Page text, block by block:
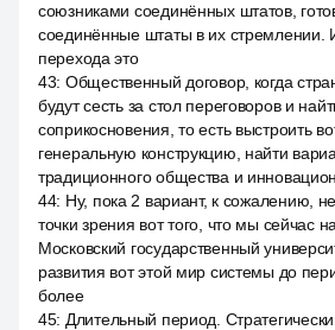
союзниками соединённых штатов,
соединённые штаты в их стремлении.
перехода это
43: Общественный договор, когда
будут сесть за стол переговоров и
соприкосновения, то есть выстроить
генеральную конструкцию, найти
традиционного общества и
44: Ну, пока 2 вариант, к сожалению,
точки зрения вот того, что мы сейчас
Московский государственный
развития вот этой мир системы до
более
45: Длительный период.